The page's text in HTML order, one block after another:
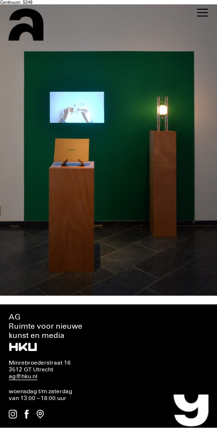
Continuum_5249
AG
Ruimte voor nieuwe
kunst en media
Minrebroederstraat 16
3512 GT Utrecht
ag@hku.nl
woensdag t/m zaterdag
van 13:00 – 18:00 uur